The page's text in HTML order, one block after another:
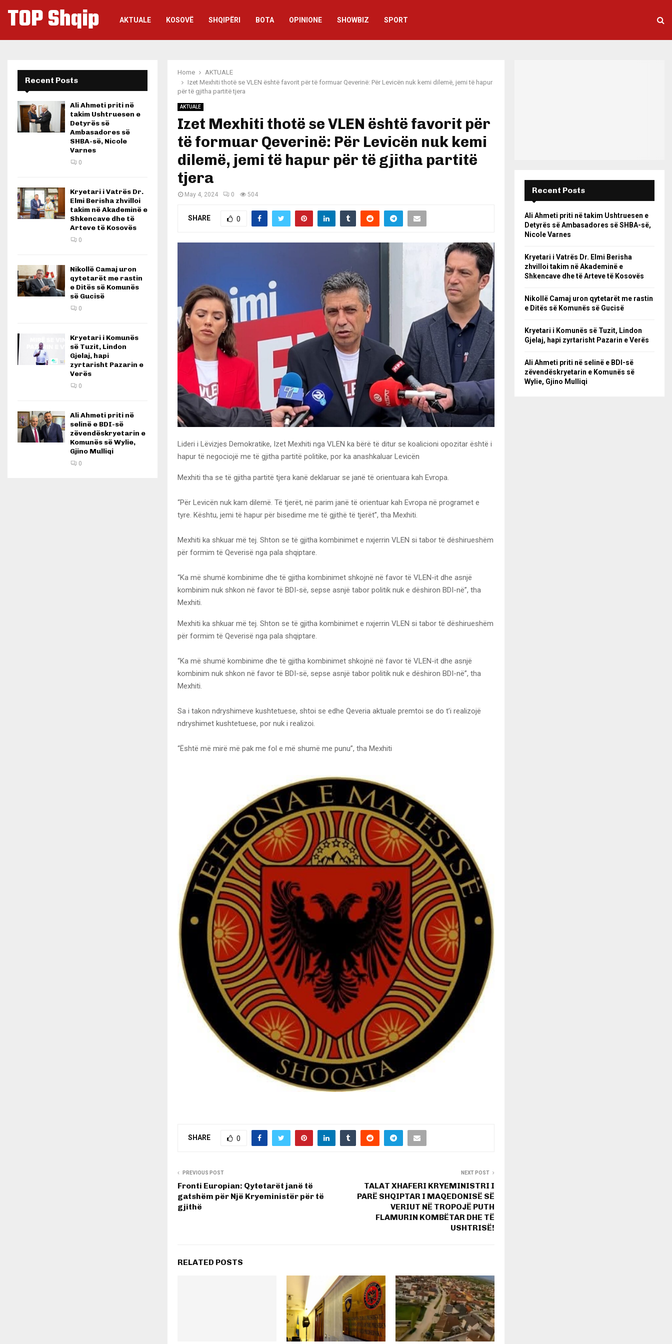
TOP Shqip AKTUALE KOSOVË SHQIPËRI BOTA OPINIONE SHOWBIZ SPORT
Home
AKTUALE
Izet Mexhiti thotë se VLEN është favorit për të formuar Qeverinë: Për Levicën nuk kemi dilemë, jemi të hapur
për të gjitha partitë tjera
AKTUALE
Izet Mexhiti thotë se VLEN është favorit për
të formuar Qeverinë: Për Levicën nuk kemi
dilemë, jemi të hapur për të gjitha partitë
tjera
May 4, 2024 0 504
SHARE 0
Lideri i Lëvizjes Demokratike, Izet Mexhiti nga VLEN ka bërë të ditur se koalicioni opozitar është i
hapur të negociojë me të gjitha partitë politike, por ka anashkaluar Levicën
Mexhiti tha se të gjitha partitë tjera kanë deklaruar se janë të orientuara kah Evropa.
“Për Levicën nuk kam dilemë. Të tjerët, në parim janë të orientuar kah Evropa në programet e
tyre. Kështu, jemi të hapur për bisedime me të gjithë të tjerët”, tha Mexhiti.
Mexhiti ka shkuar më tej. Shton se të gjitha kombinimet e nxjerrin VLEN si tabor të dëshirueshëm
për formim të Qeverisë nga pala shqiptare.
“Ka më shumë kombinime dhe të gjitha kombinimet shkojnë në favor të VLEN-it dhe asnjë
kombinim nuk shkon në favor të BDI-së, sepse asnjë tabor politik nuk e dëshiron BDI-në”, tha
Mexhiti.
Mexhiti ka shkuar më tej. Shton se të gjitha kombinimet e nxjerrin VLEN si tabor të dëshirueshëm
për formim të Qeverisë nga pala shqiptare.
“Ka më shumë kombinime dhe të gjitha kombinimet shkojnë në favor të VLEN-it dhe asnjë
kombinim nuk shkon në favor të BDI-së, sepse asnjë tabor politik nuk e dëshiron BDI-në”, tha
Mexhiti.
Sa i takon ndryshimeve kushtetuese, shtoi se edhe Qeveria aktuale premtoi se do t’i realizojë
ndryshimet kushtetuese, por nuk i realizoi.
“Është më mirë më pak me fol e më shumë me punu”, tha Mexhiti
SHARE 0
PREVIOUS POST
Fronti Europian: Qytetarët janë të
gatshëm për Një Kryeministër për të
gjithë
NEXT POST
TALAT XHAFERI KRYEMINISTRI I
PARË SHQIPTAR I MAQEDONISË SË
VERIUT NË TROPOJË PUTH
FLAMURIN KOMBËTAR DHE TË
USHTRISË!
RELATED POSTS
Recent Posts
Ali Ahmeti priti në
takim Ushtruesen e
Detyrës së
Ambasadores së
SHBA-së, Nicole
Varnes
0
Kryetari i Vatrës Dr.
Elmi Berisha zhvilloi
takim në Akademinë e
Shkencave dhe të
Arteve të Kosovës
0
Nikollë Camaj uron
qytetarët me rastin
e Ditës së Komunës
së Gucisë
0
Kryetari i Komunës
së Tuzit, Lindon
Gjelaj, hapi
zyrtarisht Pazarin e
Verës
0
Ali Ahmeti priti në
selinë e BDI-së
zëvendëskryetarin e
Komunës së Wylie,
Gjino Mulliqi
0
Recent Posts
Ali Ahmeti priti në takim Ushtruesen e
Detyrës së Ambasadores së SHBA-së,
Nicole Varnes
Kryetari i Vatrës Dr. Elmi Berisha
zhvilloi takim në Akademinë e
Shkencave dhe të Arteve të Kosovës
Nikollë Camaj uron qytetarët me rastin
e Ditës së Komunës së Gucisë
Kryetari i Komunës së Tuzit, Lindon
Gjelaj, hapi zyrtarisht Pazarin e Verës
Ali Ahmeti priti në selinë e BDI-së
zëvendëskryetarin e Komunës së
Wylie, Gjino Mulliqi